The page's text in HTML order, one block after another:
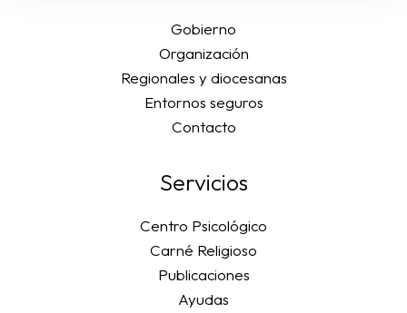
Gobierno
Organización
Regionales y diocesanas
Entornos seguros
Contacto
Servicios
Centro Psicológico
Carné Religioso
Publicaciones
Ayudas